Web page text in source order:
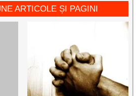
ARTICOLE ȘI PAGINI